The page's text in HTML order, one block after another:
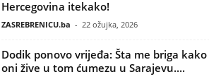
Hercegovina itekako!
ZASREBRENICU.ba - 22 ožujka, 2026
Dodik ponovo vrijeđa: Šta me briga kako
oni žive u tom ćumezu u Sarajevu....